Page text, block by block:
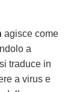
agisce come
a
traduce in
a virus e